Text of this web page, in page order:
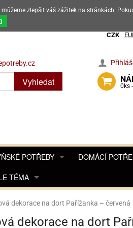
výrobků
CZK
0 ks -
Vyhledat
POTŘEBY
KOŘENKY
DESINFEKCE, OCHRANA
KÁVOVARŮ
DOMÁCÍ
DROBNOSTI
KOŠÍKY
TÉMA
POHÁDKY A HRYPRO FANOUŠKY ANGRY
PRO FANOUŠKY
NAROZENINOVÉ
dekorace na dort Pařížanka – červená
dekorace na dort
zlepšit váš zážitek na stránkách.